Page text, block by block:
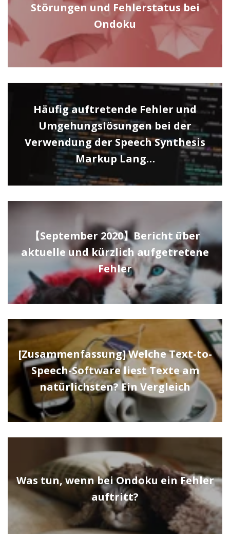
Störungen und Fehlerstatus bei
Ondoku
Häufig auftretende Fehler und
Umgehungslösungen bei der
Verwendung der Speech Synthesis
Markup Lang…
【September 2020】Bericht über
aktuelle und kürzlich aufgetretene
Fehler
[Zusammenfassung] Welche Text-to-
Speech-Software liest Texte am
natürlichsten? Ein Vergleich
Was tun, wenn bei Ondoku ein Fehler
auftritt?